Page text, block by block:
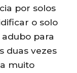
por solos
o solo
para
duas vezes
muito